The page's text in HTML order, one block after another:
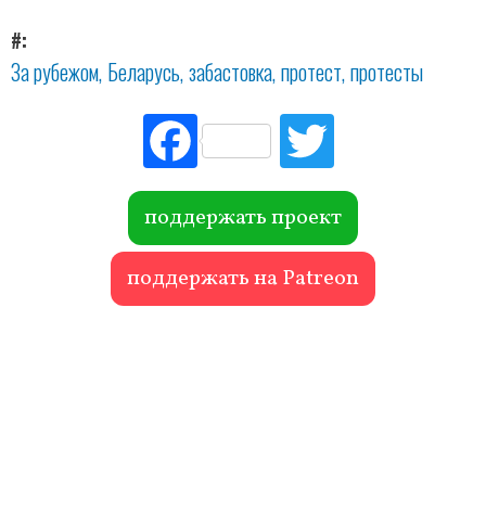
#
За рубежом Беларусь забастовка протест протесты
Fac
ebo
ok r
поддержать проект
поддержать на Patreon